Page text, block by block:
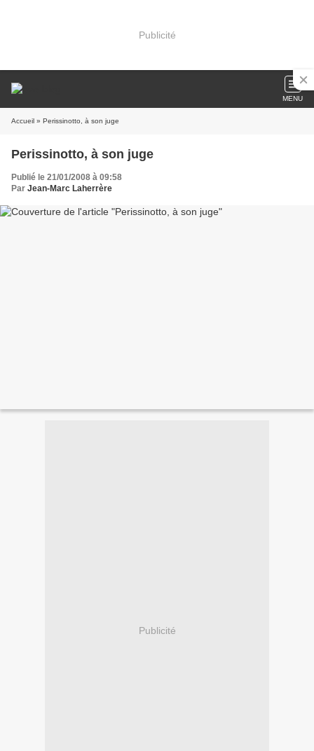
Publicité
MENU
Accueil » Perissinotto, à son juge
Perissinotto, à son juge
Publié le 21/01/2008 à 09:58
Par Jean-Marc Laherrère
Publicité